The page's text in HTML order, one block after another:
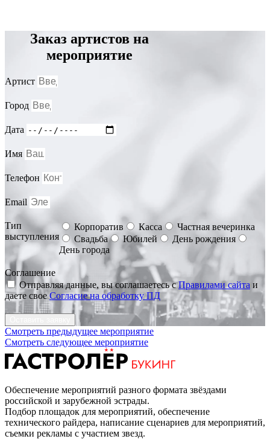
Заказ артистов на
мероприятие
Артист
Город
Дата
Имя
Телефон
Email
Тип
выступления
Корпоратив Касса
Частная вечеринка
Свадьба
Юбилей
День рождения
День города
Соглашение
Отправляя данные, вы соглашаетесь сПравилами сайта и
даете своеСогласие на обработку ПД
Смотреть предыдущее мероприятие
Смотреть следующее мероприятие
Обеспечение мероприятий разного формата звёздами
российской и зарубежной эстрады.
Подбор площадок для мероприятий, обеспечение
технического райдера, написание сценариев для мероприятий,
съемки рекламы с участием звезд.